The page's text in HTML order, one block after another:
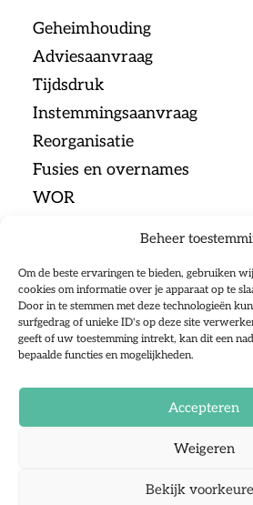
Beheer
Om de beste ervaringen te bieden, gebruiken
cookies om informatie over je apparaat op te
Door in te stemmen met deze technologieën
surfgedrag of unieke ID's op deze site
geeft of uw toestemming intrekt, kan dit een
bepaalde functies en mogelijkheden.
Accepteren
Weigeren
Bekijk
Geheimhouding
Adviesaanvraag
Tijdsdruk
Instemmingsaanvraag
Reorganisatie
Fusies en overnames
WOR
Home
Ondernemingsraden
Alle artikelen